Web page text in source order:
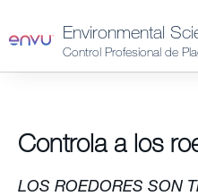
Environmental
Control Profesional de
Plagas Spain
Controla a los
LOS ROEDORES SON